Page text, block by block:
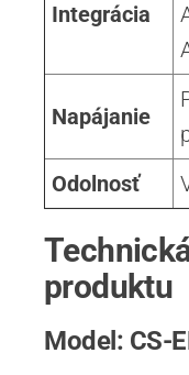
Integrácia
Napájanie
Odolnosť
produktu
Model: CS-